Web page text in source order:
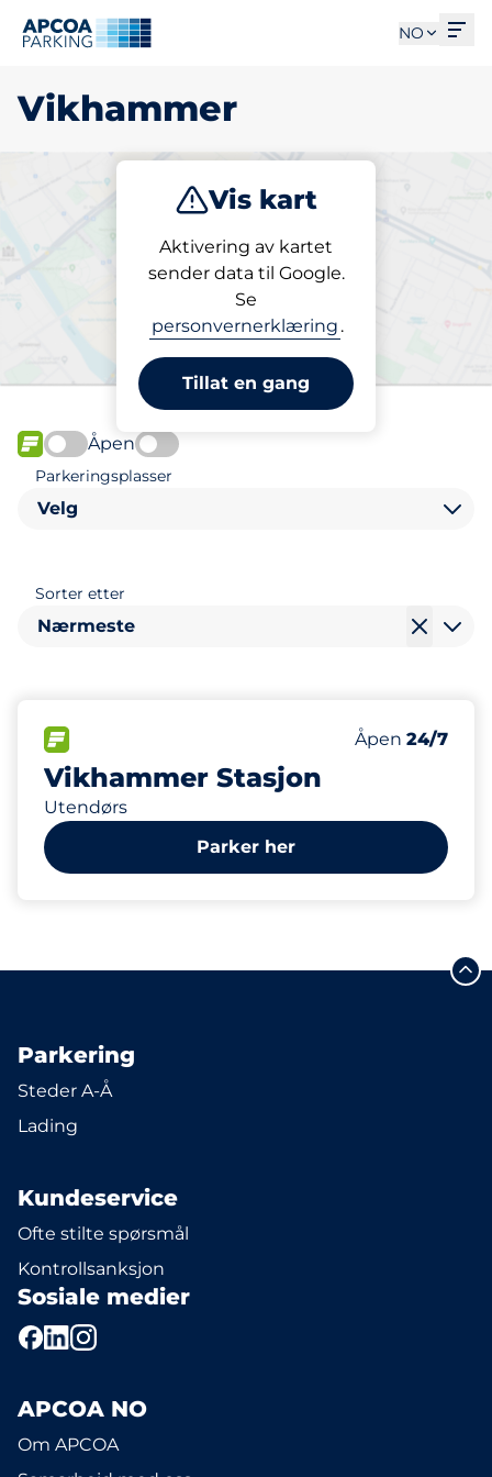
NO
Vikhammer
Vis kart
Aktivering av kartet
sender data til Google.
Se
personvernerklæring .
Tillat en gang
Parkering
Finn parkering i
Vikhammer
FLOW
Åpen
Parkeringsplasser
Velg
Sorter etter
Nærmeste
Vikhammer Stasjon
Utendørs
Lørdag
Åpen 24/7
Parker her
Parkering
Steder A-Å
Lading
Kundeservice
Ofte stilte spørsmål
Kontrollsanksjon
Sosiale medier
APCOA NO
Om APCOA